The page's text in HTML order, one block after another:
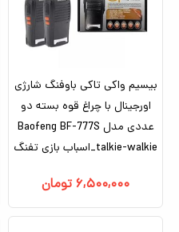
بیسیم واکی تاکی باوفنگ شارژی
اورجینال با چراغ قوه بسته دو
عددی مدل Baofeng BF-777S
talkie-walkie_اسباب بازی تفنگ
۶,۵۰۰,۰۰۰ تومان